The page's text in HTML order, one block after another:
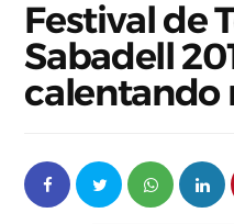
Festival de
Sabadell
calentando